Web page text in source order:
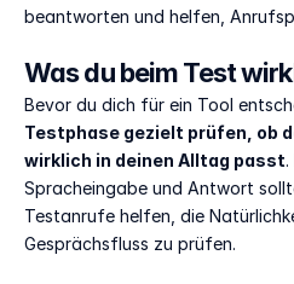
beantworten und helfen,
Was du beim Test
Bevor du dich für ein Tool
Testphase gezielt prüfen, ob
wirklich in deinen Alltag passt
Spracheingabe und Antwort
Testanrufe helfen, die
Gesprächsfluss zu prüfen.